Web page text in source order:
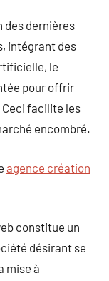
des dernières
intégrant des
le
pour offrir
facilite les
encombré.
agence création
constitue un
désirant se
mise à